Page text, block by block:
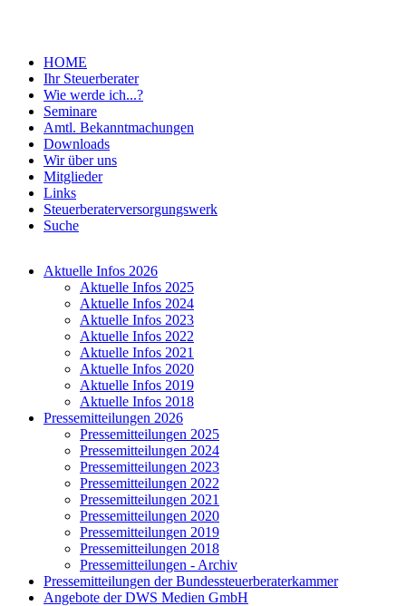
HOME
Ihr Steuerberater
Wie werde ich...?
Seminare
Amtl. Bekanntmachungen
Downloads
Wir über uns
Mitglieder
Links
Steuerberaterversorgungswerk
Suche
Aktuelle Infos 2026
Aktuelle Infos 2025
Aktuelle Infos 2024
Aktuelle Infos 2023
Aktuelle Infos 2022
Aktuelle Infos 2021
Aktuelle Infos 2020
Aktuelle Infos 2019
Aktuelle Infos 2018
Pressemitteilungen 2026
Pressemitteilungen 2025
Pressemitteilungen 2024
Pressemitteilungen 2023
Pressemitteilungen 2022
Pressemitteilungen 2021
Pressemitteilungen 2020
Pressemitteilungen 2019
Pressemitteilungen 2018
Pressemitteilungen - Archiv
Pressemitteilungen der Bundessteuerberaterkammer
Angebote der DWS Medien GmbH